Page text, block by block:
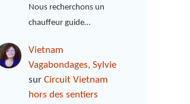
Nous recherchons un
chauffeur guide…
Vietnam
Vagabondages, Sylvie
surCircuit Vietnam
hors des sentiers